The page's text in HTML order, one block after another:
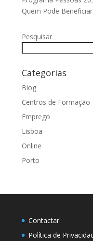
Quem Pode Beneficiar
Pesquisar
Categorias
Blog
Centros de Formação
Emprego
Lisboa
Online
Porto
Contactar
Política de